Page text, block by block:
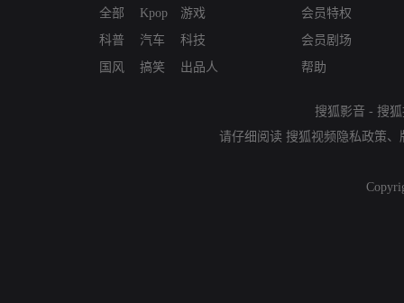
全部
科普
国风
Kpop
汽车
搞笑
游戏
科技
出品人
会员特权
会员剧场
帮助
搜狐影音 - 搜
请仔细阅读 搜狐视频隐私政策、